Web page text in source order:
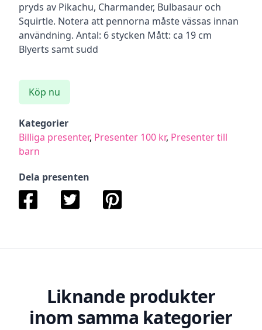
pryds av Pikachu, Charmander, Bulbasaur och
Squirtle. Notera att pennorna måste vässas innan
användning. Antal: 6 stycken Mått: ca 19 cm
Blyerts samt sudd
Köp nu
Kategorier
Billiga presenter, Presenter 100 kr, Presenter till
barn
Dela presenten
Liknande produkter
inom samma kategorier